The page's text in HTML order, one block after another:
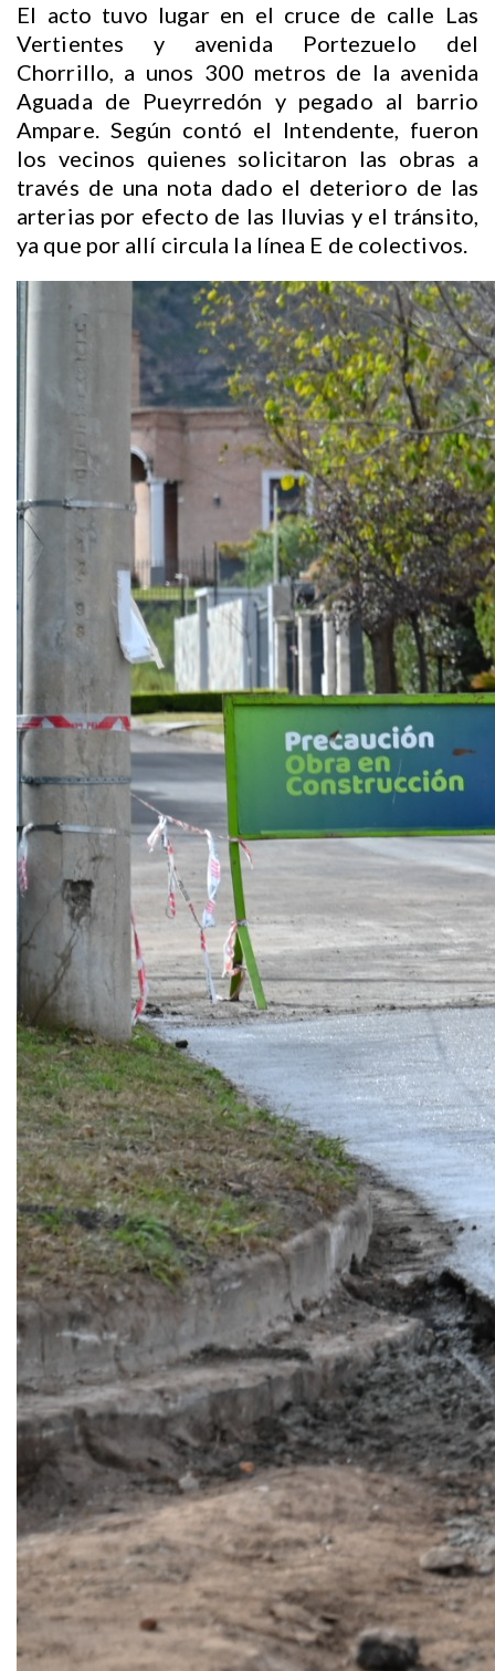
El acto tuvo lugar en el cruce de calle Las
Vertientes y avenida Portezuelo del
Chorrillo, a unos 300 metros de la avenida
Aguada de Pueyrredón y pegado al barrio
Ampare. Según contó el Intendente, fueron
los vecinos quienes solicitaron las obras a
través de una nota dado el deterioro de las
arterias por efecto de las lluvias y el tránsito,
ya que por allí circula la línea E de colectivos.